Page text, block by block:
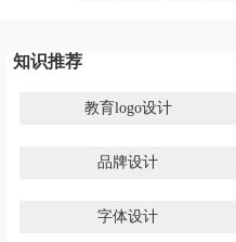
知识推荐
教育logo设计
品牌设计
字体设计